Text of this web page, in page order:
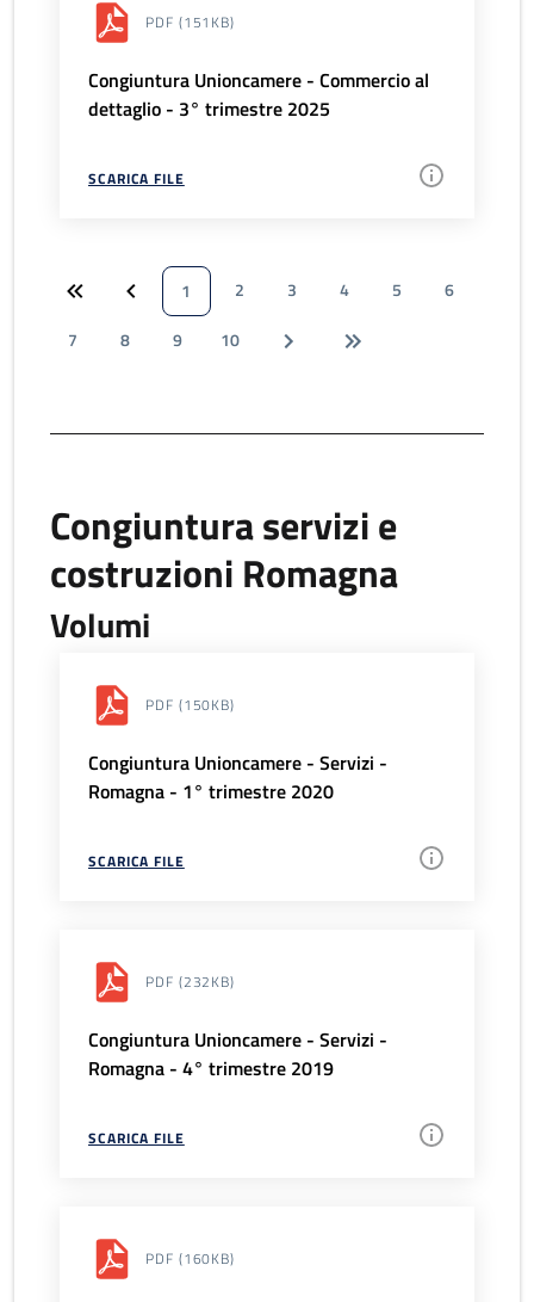
PDF (151KB)
Congiuntura Unioncamere - Commercio al
dettaglio - 3° trimestre 2025
SCARICA FILE
1 2 3 4 5
6
7
8 9 10
Congiuntura servizi e
costruzioni Romagna
Volumi
PDF (150KB)
Congiuntura Unioncamere - Servizi -
Romagna - 1° trimestre 2020
SCARICA FILE
PDF (232KB)
Congiuntura Unioncamere - Servizi -
Romagna - 4° trimestre 2019
SCARICA FILE
PDF (160KB)